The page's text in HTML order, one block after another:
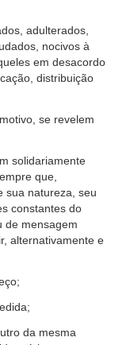
adulterados,
nocivos à
em desacordo
distribuição
se revelem
solidariamente
que,
sua natureza, seu
constantes do
de mensagem
alternativamente e
da mesma